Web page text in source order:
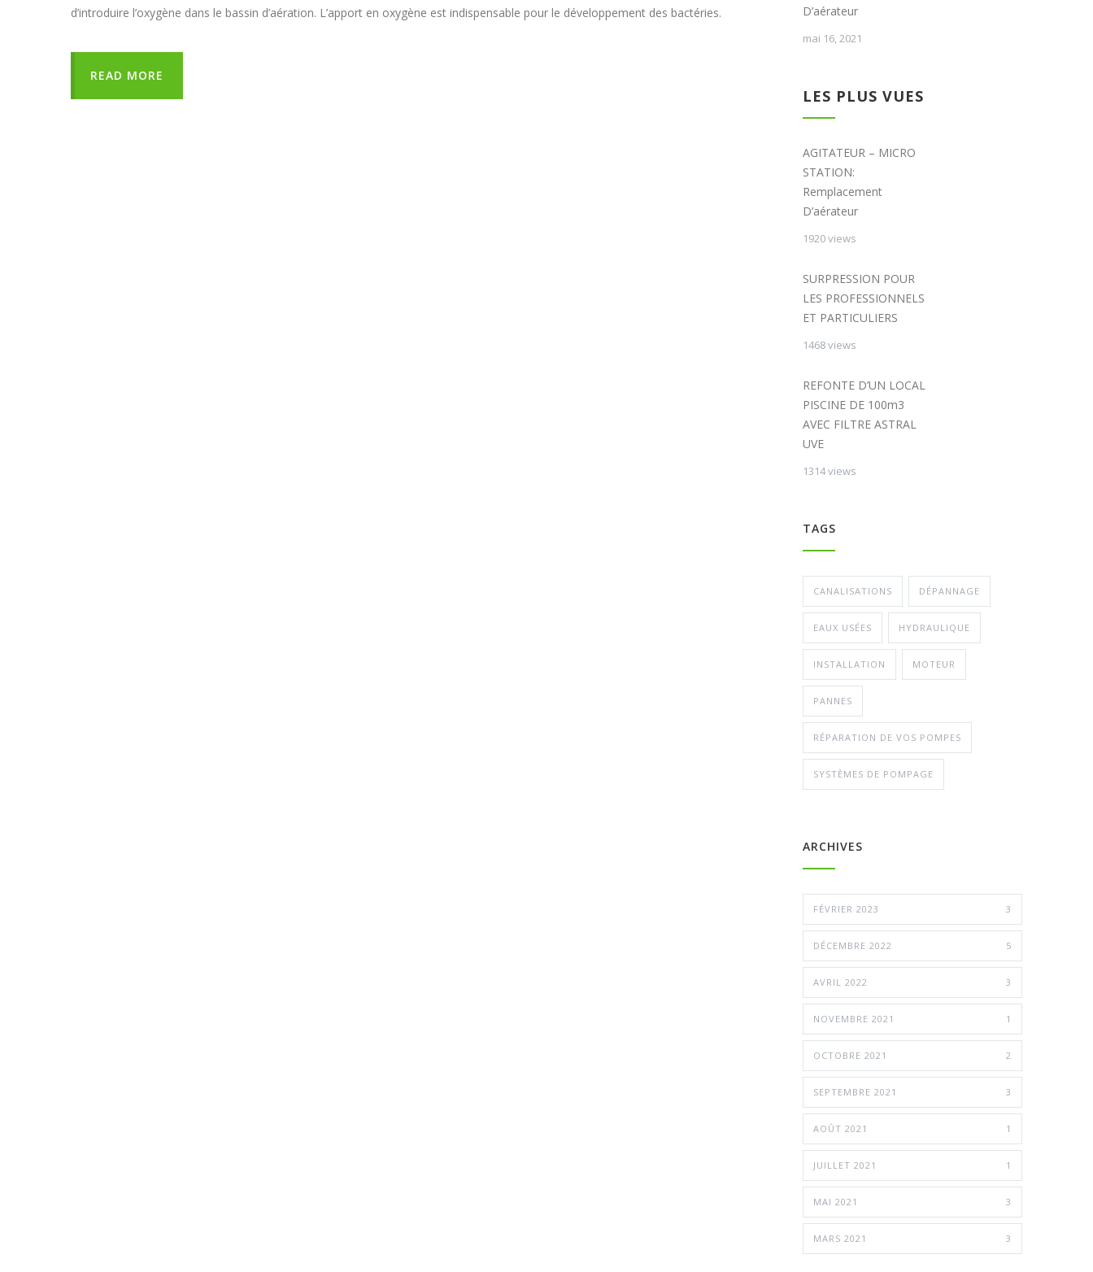
d’introduire l’oxygène dans le bassin d’aération. L’apport en oxygène est indispensable pour le développement des bactéries.
READ MORE
D’aérateur
mai 16, 2021
LES PLUS VUES
AGITATEUR – MICRO
STATION:
Remplacement
D’aérateur
1920 views
SURPRESSION POUR
LES PROFESSIONNELS
ET PARTICULIERS
1468 views
REFONTE D’UN LOCAL
PISCINE DE 100m3
AVEC FILTRE ASTRAL
UVE
1314 views
TAGS
CANALISATIONS DÉPANNAGE
EAUX USÉES HYDRAULIQUE
INSTALLATION MOTEUR
PANNES
RÉPARATION DE VOS POMPES
SYSTÈMES DE POMPAGE
ARCHIVES
FÉVRIER 2023 3
DÉCEMBRE 2022 5
AVRIL 2022 3
NOVEMBRE 2021 1
OCTOBRE 2021 2
SEPTEMBRE 2021 3
AOÛT 2021 1
JUILLET 2021 1
MAI 2021 3
MARS 2021 3